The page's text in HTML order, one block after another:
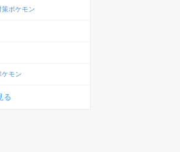
ポケモン
ケモン
る